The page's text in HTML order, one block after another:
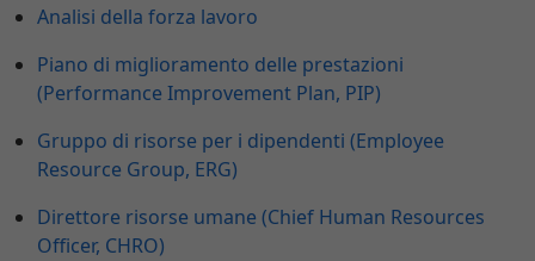
Analisi della forza lavoro
Piano di miglioramento delle prestazioni
(Performance Improvement Plan, PIP)
Gruppo di risorse per i dipendenti (Employee
Resource Group, ERG)
Direttore risorse umane (Chief Human Resources
Officer, CHRO)